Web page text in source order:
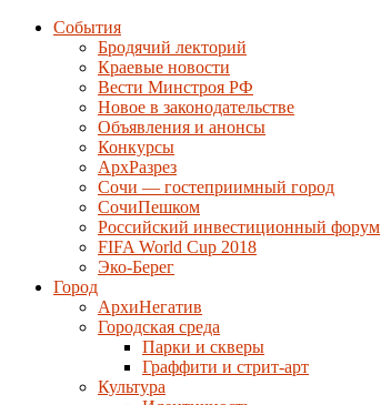
События
Бродячий лекторий
Краевые новости
Вести Минстроя РФ
Новое в законодательстве
Объявления и анонсы
Конкурсы
АрхРазрез
Сочи — гостеприимный город
СочиПешком
Российский инвестиционный форум
FIFA World Cup 2018
Эко-Берег
Город
АрхиНегатив
Городская среда
Парки и скверы
Граффити и стрит-арт
Культура